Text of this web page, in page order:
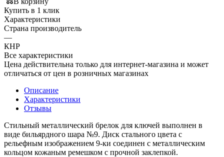
Купить в 1 клик
Характеристики
Страна производитель
—
КНР
Все характеристики
Цена действительна только для интернет-магазина и может
отличаться от цен в розничных магазинах
Описание
Характеристики
Отзывы
Стильный металлический брелок для ключей выполнен в
виде бильярдного шара №9. Диск стального цвета с
рельефным изображением 9-ки соединен с металлическим
кольцом кожаным ремешком с прочной заклепкой.